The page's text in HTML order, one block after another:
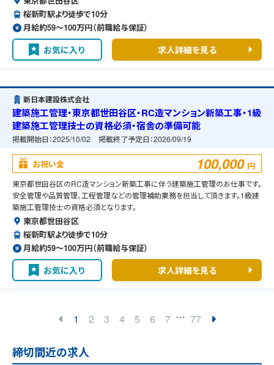
桜新町駅より徒歩で10分
月給約59〜100万円（前職給与保証）
お気に入り 求人詳細を見る
新日本建設株式会社
建築施工管理・東京都世田谷区・RC造マンション新築工事・1級
建築施工管理技士の資格必須・宿舎の準備可能
掲載開始日：2025/10/02 掲載終了予定日：2026/09/19
お祝い金 100,000 円
東京都世田谷区のRC造マンション新築工事に伴う建築施工管理のお仕事です。
安全管理や品質管理、工程管理などの管理補助業務を担当して頂きます。1級建
築施工管理技士の資格必須となります。
東京都世田谷区
桜新町駅より徒歩で10分
月給約59〜100万円（前職給与保証）
お気に入り 求人詳細を見る
1 2 3 4 5 6 7 … 77
締切間近の求人